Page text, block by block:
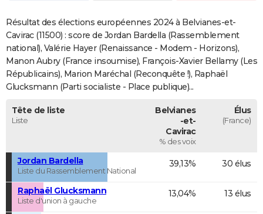
AVIS DE DÉCÈS
FORUM
Bricolage
Lifestyle
Culture
Sport
Auto
Television
Voyage
Cinema
Résultat des élections européennes 2024 à Belvianes-et-
Cavirac (11500) : score de Jordan Bardella (Rassemblement
national), Valérie Hayer (Renaissance - Modem - Horizons),
Manon Aubry (France insoumise), François-Xavier Bellamy (Les
Républicains), Marion Maréchal (Reconquête !), Raphaël
Glucksmann (Parti socialiste - Place publique)...
Tête de liste
Liste
Belvianes
-et-
Cavirac
% des voix
Élus
(France)
Jordan Bardella
Liste du Rassemblement National
39,13% 30 élus
Raphaël Glucksmann
Liste d'union à gauche
13,04% 13 élus